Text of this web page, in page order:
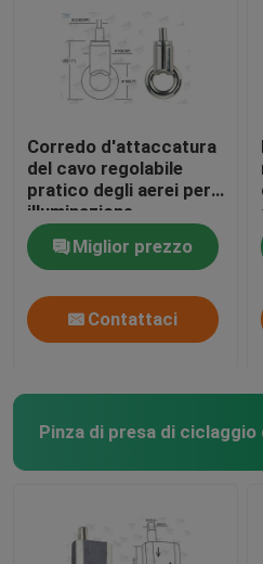
Corredo d'attaccatura
del cavo regolabile
pratico degli aerei per
illuminazione
architettonica
Miglior prezzo
Contattaci
Pinza di presa di ciclaggio